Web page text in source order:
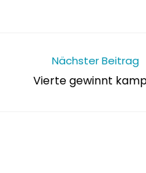
Nächster Beitrag
Vierte gewinnt